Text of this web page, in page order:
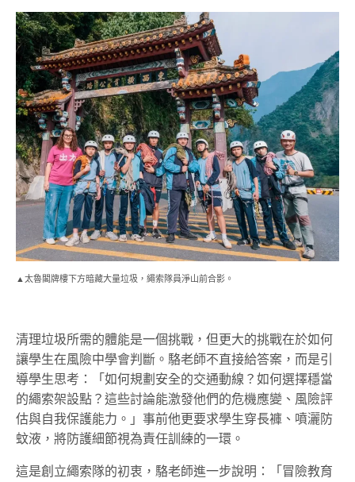
▲太魯閣牌樓下方暗藏大量垃圾，繩索隊員淨山前合影。
清理垃圾所需的體能是一個挑戰，但更大的挑戰在於如何
讓學生在風險中學會判斷。駱老師不直接給答案，而是引
導學生思考：「如何規劃安全的交通動線？如何選擇穩當
的繩索架設點？這些討論能激發他們的危機應變、風險評
估與自我保護能力。」事前他更要求學生穿長褲、噴灑防
蚊液，將防護細節視為責任訓練的一環。
這是創立繩索隊的初衷，駱老師進一步說明：「冒險教育